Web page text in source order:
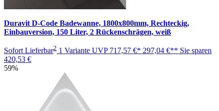
Duravit D-Code Badewanne, 1800x800mm, Rechteckig,
Einbauversion, 150 Liter, 2 Rückenschrägen, weiß
Sofort Lieferbar2 1 Variante UVP 717,57 €* 297,04 €** Sie sparen
420,53 €
59%